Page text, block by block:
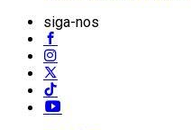
siga-nos